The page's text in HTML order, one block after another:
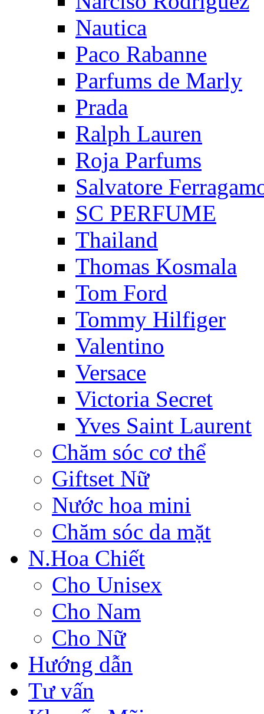
Nautica
Paco Rabanne
Parfums de Marly
Prada
Ralph Lauren
Roja Parfums
Salvatore
SC PERFUME
Thailand
Thomas Kosmala
Tom Ford
Tommy Hilfiger
Valentino
Versace
Victoria Secret
Yves Saint Laurent
Chăm sóc cơ thể
Giftset Nữ
Nước hoa mini
Chăm sóc da mặt
N.Hoa Chiết
Cho Unisex
Cho Nam
Cho Nữ
Hướng dẫn
Tư vấn